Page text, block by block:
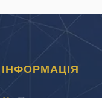
ІНФОРМАЦІЯ